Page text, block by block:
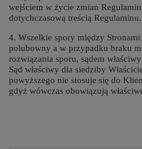
wejściem w życie zmian
dotychczasową treścią Regulaminu.
4. Wszelkie spory między
polubowny a w przypadku braku
rozwiązania sporu, sądem
Sąd właściwy dla siedziby
powyższego nie stosuje się do
gdyż wówczas obowiązują